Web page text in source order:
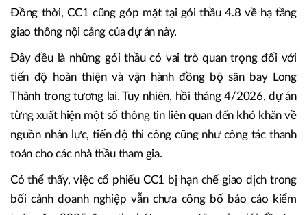
Đồng thời, CC1 cũng góp mặt tại gói thầu 4.8 về hạ tầng
giao thông nội cảng của dự án này.
Đây đều là những gói thầu có vai trò quan trọng đối với
tiến độ hoàn thiện và vận hành đồng bộ sân bay Long
Thành trong tương lai. Tuy nhiên, hồi tháng 4/2026, dự án
từng xuất hiện một số thông tin liên quan đến khó khăn về
nguồn nhân lực, tiến độ thi công cũng như công tác thanh
toán cho các nhà thầu tham gia.
Có thể thấy, việc cổ phiếu CC1 bị hạn chế giao dịch trong
bối cảnh doanh nghiệp vẫn chưa công bố báo cáo kiểm